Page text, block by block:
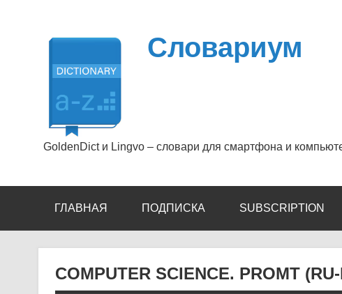
Словариум
GoldenDict и Lingvo – словари для смартфона и
ГЛАВНАЯ ПОДПИСКА SUBSCRIPTION
COMPUTER SCIENCE. PROMT